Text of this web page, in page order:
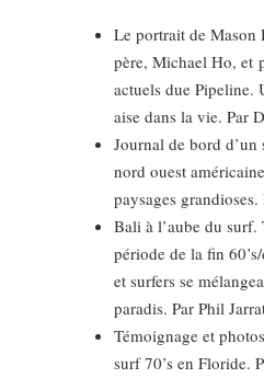
Le portrait de Mason
père, Michael Ho, et
actuels due
aise dans la vie. Par
Journal de bord
nord ouest
paysages
Bali à l’aube du surf.
période de la fin
et surfers se
paradis. Par Phil
Témoignage et
surf 70’s en Floride.